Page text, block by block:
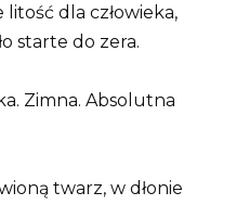
litość dla człowieka,
starte do zera.
Zimna. Absolutna
twarz, w dłonie